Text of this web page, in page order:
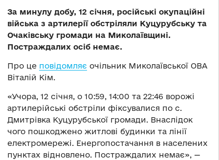
За минулу добу, 12 січня, російські окупаційні
війська з артилерії обстріляли Куцурубську та
Очаківську громади на Миколаївщині.
Постраждалих осіб немає.
Про це повідомляє очільник Миколаївської ОВА
Віталій Кім.
«Учора, 12 січня, о 10:59, 14:00 та 22:46 ворожі
артилерійські обстріли фіксувалися по с.
Дмитрівка Куцурубської громади. Внаслідок
чого пошкоджено житлові будинки та лінії
електромережі. Енергопостачання в населених
пунктах відновлено. Постраждалих немає», —